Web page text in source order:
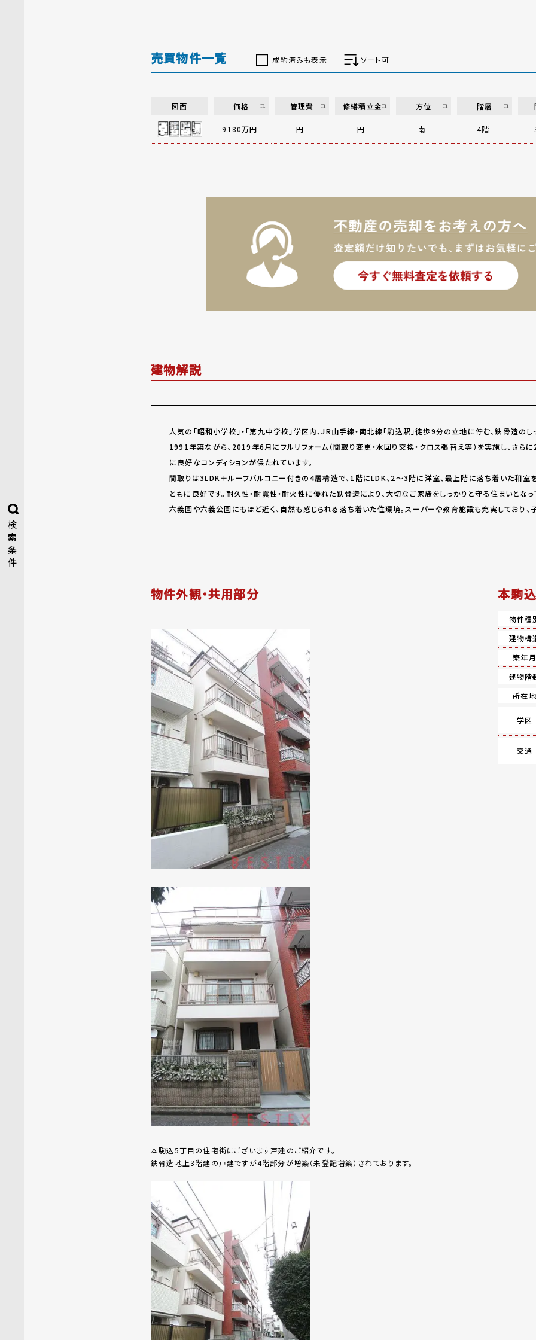
検
索
条
件
売買物件一覧 成約済みも表示 ソート可
図面 価格 管理費 修繕積立金 方位 階層
9180万円 円 円 南 4階
建物解説
人気の「昭和小学校」・「第九中学校」学区内、JR山手線・南北線「駒込駅」徒歩9分の立地に佇む、鉄骨造の
1991年築ながら、2019年6月にフルリフォーム（間取り変更・水回り交換・クロス張替え等）を実施し、さ
に良好なコンディションが保たれています。
間取りは3LDK＋ルーフバルコニー付きの4層構造で、1階にLDK、2～3階に洋室、最上階に落ち着いた和室
ともに良好です。耐久性・耐震性・耐火性に優れた鉄骨造により、大切なご家族をしっかりと守る住まいとなっ
六義園や六義公園にもほど近く、自然も感じられる落ち着いた住環境。スーパーや教育施設も充実しており、
物件外観・共用部分
本駒込5丁目の住宅街にございます戸建のご紹介です。
鉄骨造地上3階建の戸建ですが4階部分が増築（未登記増築）されております。
本駒
物件種
建物構
築年月
建物階
所在地
学区
交通